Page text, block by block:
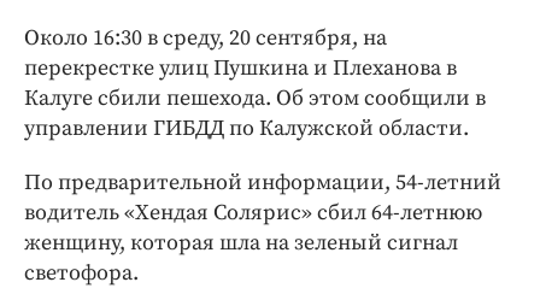
Интересное чтиво
Клиника года
Бренд года
Работодатель года
Около 16:30 в среду, 20 сентября, на
перекрестке улиц Пушкина и Плеханова в
Калуге сбили пешехода. Об этом сообщили в
управлении ГИБДД по Калужской области.
По предварительной информации, 54-летний
водитель «Хендая Солярис» сбил 64-летнюю
женщину, которая шла на зеленый сигнал
светофора.